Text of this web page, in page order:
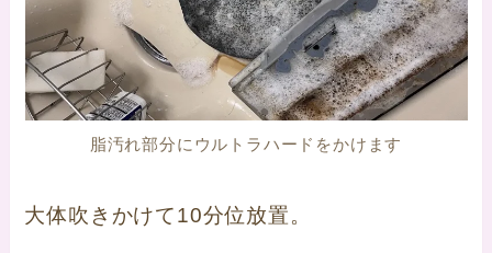
脂汚れ部分にウルトラハードをかけます
大体吹きかけて10分位放置。